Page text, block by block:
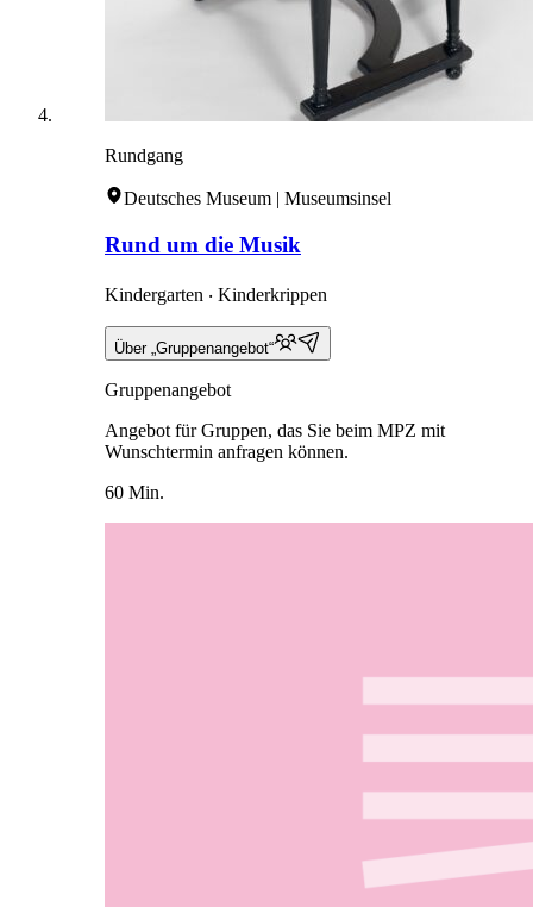
Rundgang
Deutsches Museum | Museumsinsel
Rund um die Musik
Kindergarten ‧ Kinderkrippen
Über „Gruppenangebot“
Gruppenangebot
Angebot für Gruppen, das Sie beim MPZ mit
Wunschtermin anfragen können.
60 Min.